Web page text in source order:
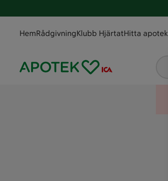
HemRådgivningKlubb HjärtatHitta apotek